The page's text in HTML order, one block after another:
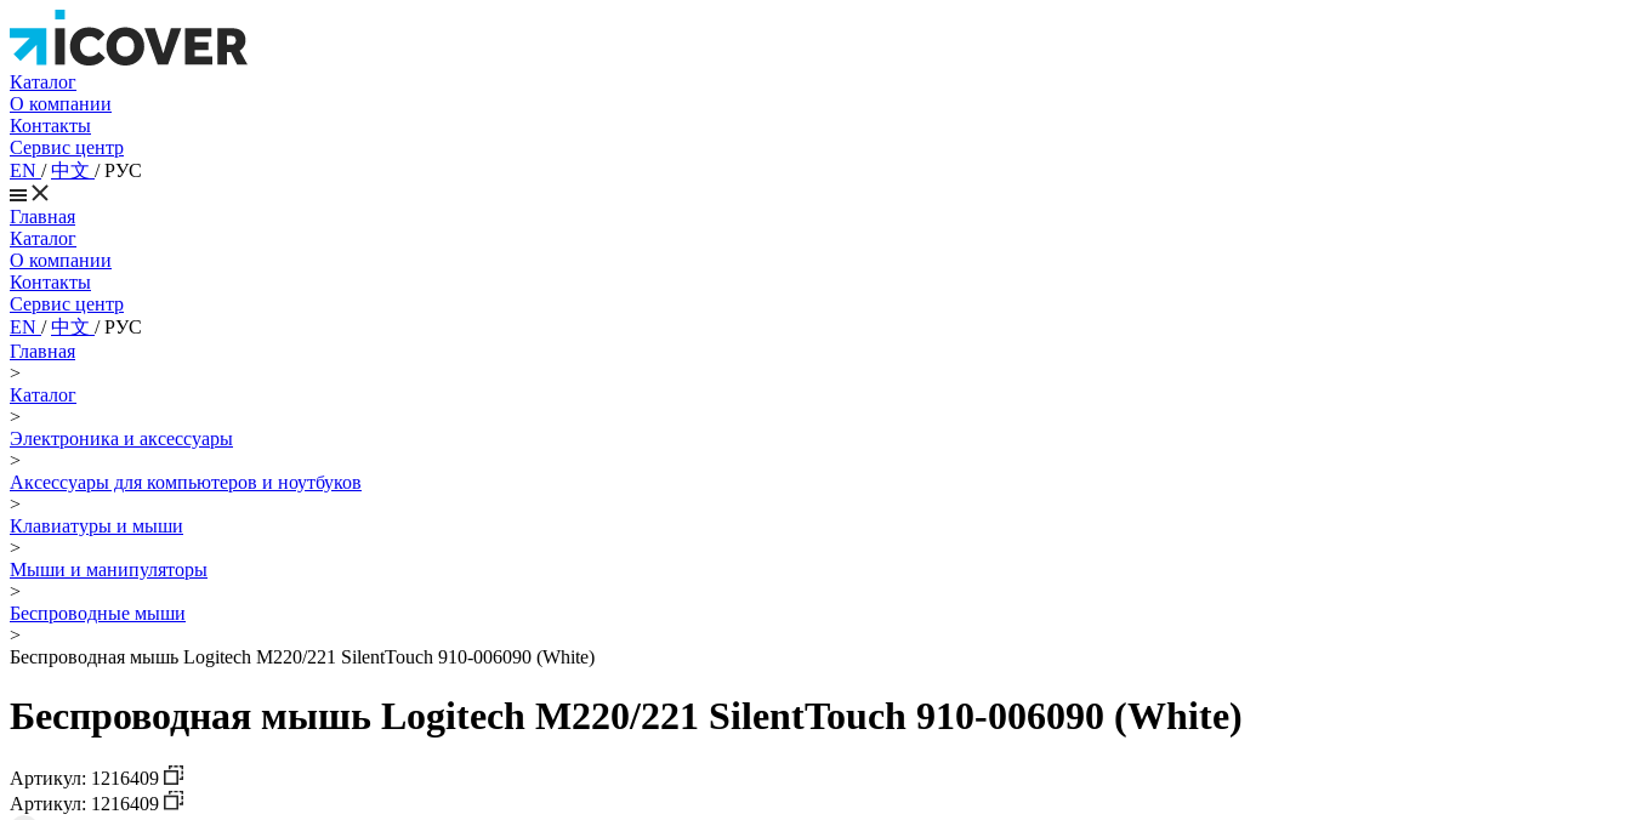
Каталог
О компании
Контакты
Сервис центр
EN /中文 /РУС
Главная
Каталог
О компании
Контакты
Сервис центр
EN /中文 /РУС
Главная
>
Каталог
>
Электроника и аксессуары
>
Аксессуары для компьютеров и ноутбуков
>
Клавиатуры и мыши
>
Мыши и манипуляторы
>
Беспроводные мыши
>
Беспроводная мышь Logitech M220/221 SilentTouch 910-006090 (White)
Беспроводная мышь Logitech M220/221 SilentTouch 910-006090 (White)
Артикул: 1216409
Артикул: 1216409